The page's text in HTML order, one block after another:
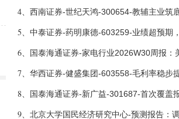
4、
5、
6、
7、
8、
9、